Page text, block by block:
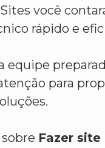
você
rápido e
equipe
para
Fazer site